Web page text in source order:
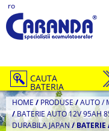
ro
CAUTA
BATERIA
HOME / PRODUSE/AUTO /
/BATERIE AUTO 12V 95AH
DURABILA JAPAN/